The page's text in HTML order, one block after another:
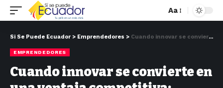
Aa
Si Se Puede Ecuador > Emprendedores > Cuando innovar se convierte en una ventaja competitiva: Santiago Calvopiña y la transformación empresarial en el Ecuador
EMPRENDEDORES
Cuando innovar se convierte en